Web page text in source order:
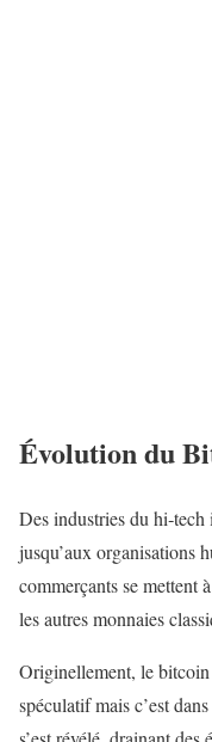
Évolution du
Des industries du
jusqu’aux organisations
commerçants se mettent
les autres monnaies
Originellement, le bitcoin
spéculatif mais c’est